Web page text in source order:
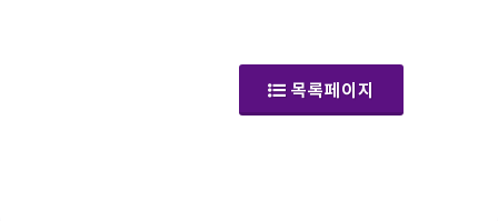
목록페이지